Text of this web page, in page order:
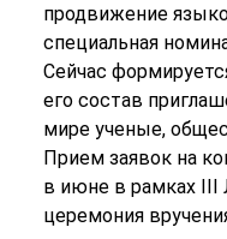
продвижение
специальная
Сейчас
его состав
мире ученые,
Прием заявок на
в июне в рамках III
церемония